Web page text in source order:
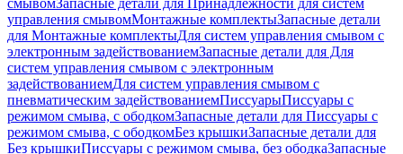
смывомЗапасные детали для Принадлежности для систем
управления смывомМонтажные комплектыЗапасные детали
для Монтажные комплектыДля систем управления смывом с
электронным задействованиемЗапасные детали для Для
систем управления смывом с электронным
задействованиемДля систем управления смывом с
пневматическим задействованиемПиссуарыПиссуары с
режимом смыва, с ободкомЗапасные детали для Писсуары с
режимом смыва, с ободкомБез крышкиЗапасные детали для
Без крышкиПиссуары с режимом смыва, без ободкаЗапасные